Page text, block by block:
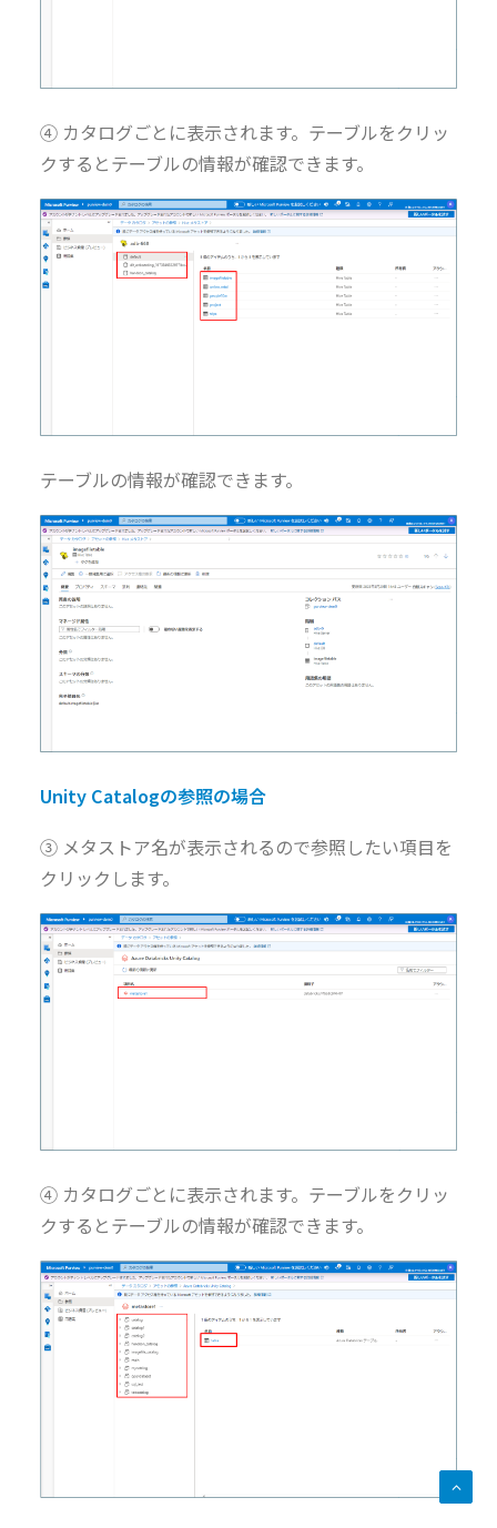
④ カタログごとに表示されます。テーブルをクリッ
クするとテーブルの情報が確認できます。
テーブルの情報が確認できます。
Unity Catalogの参照の場合
③ メタストア名が表示されるので参照したい項目を
クリックします。
④ カタログごとに表示されます。テーブルをクリッ
クするとテーブルの情報が確認できます。